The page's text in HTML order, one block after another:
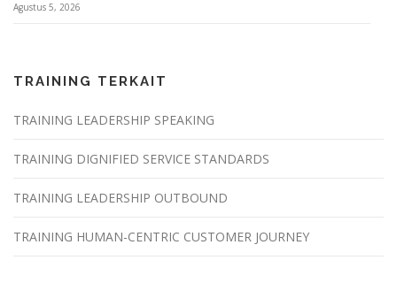
Agustus 5, 2026
TRAINING TERKAIT
TRAINING LEADERSHIP SPEAKING
TRAINING DIGNIFIED SERVICE STANDARDS
TRAINING LEADERSHIP OUTBOUND
TRAINING HUMAN-CENTRIC CUSTOMER JOURNEY